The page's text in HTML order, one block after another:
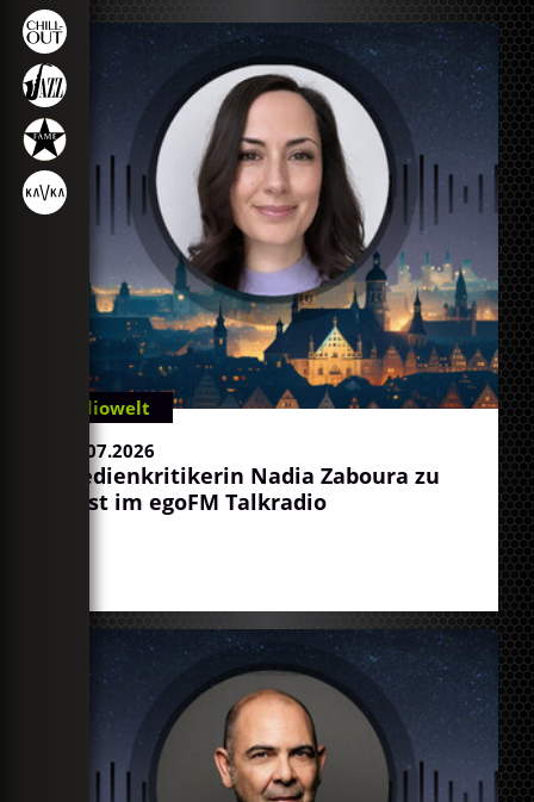
Radiowelt
22.07.2026
Medienkritikerin Nadia Zaboura zu
Gast im egoFM Talkradio